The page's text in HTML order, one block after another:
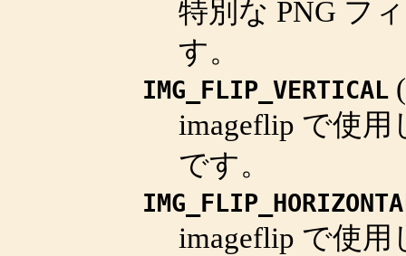
特別な PNG フ
す。
IMG_FLIP_VERTICAL (
imageflip で使用
です。
imageflip で使用